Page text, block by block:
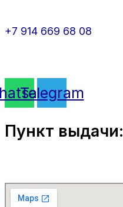
+7 914 669 68 08
Telegram
Пункт выдачи: